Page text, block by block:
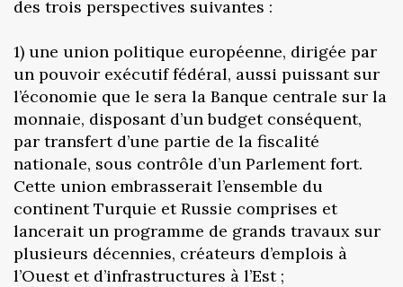
des trois perspectives suivantes :
1) une union politique européenne, dirigée par
un pouvoir exécutif fédéral, aussi puissant sur
l’économie que le sera la Banque centrale sur la
monnaie, disposant d’un budget conséquent,
par transfert d’une partie de la fiscalité
nationale, sous contrôle d’un Parlement fort.
Cette union embrasserait l’ensemble du
continent Turquie et Russie comprises et
lancerait un programme de grands travaux sur
plusieurs décennies, créateurs d’emplois à
l’Ouest et d’infrastructures à l’Est ;